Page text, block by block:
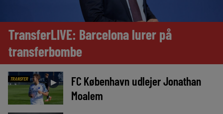
TransferLIVE: Barcelona lurer på
transferbombe
TRANSFER ►
FC København udlejer Jonathan
Moalem